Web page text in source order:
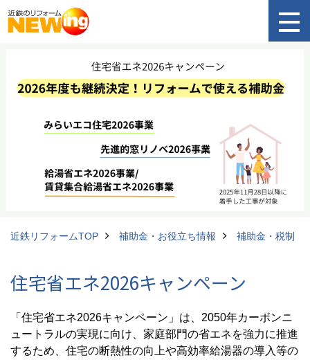
近鉄リフォームTOP 補助金・お役立ち情報 補助金・税制
住宅省エネ2026キャンペーン
「 住宅省エネ2026キャンペーン 」は、2050年カーボンニ
ュートラルの実現に向け、家庭部門の省エネを強力に推進
するため、住宅の断熱性の向上や高効率給湯器の導入等の